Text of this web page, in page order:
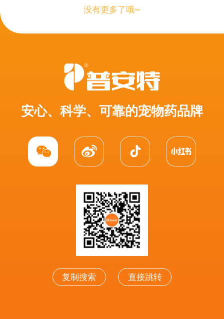
没有更多了哦~
安心、科学、可靠的宠物药品牌
复制搜索 直接跳转